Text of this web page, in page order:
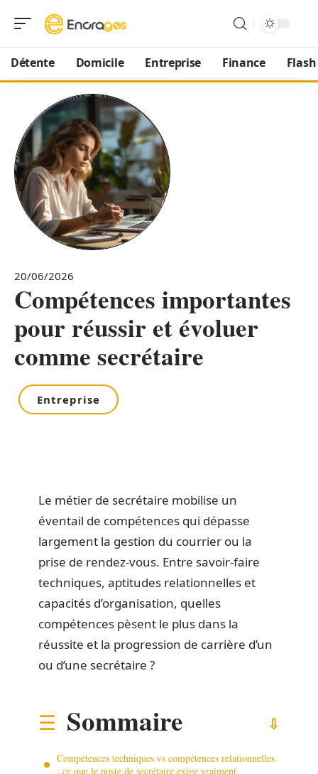
Détente Domicile Entreprise Finance
20/06/2026
Compétences importantes
pour réussir et évoluer
comme secrétaire
Entreprise
Le métier de secrétaire mobilise un
éventail de compétences qui dépasse
largement la gestion du courrier ou la
prise de rendez-vous. Entre savoir-faire
techniques, aptitudes relationnelles et
capacités d’organisation, quelles
compétences pèsent le plus dans la
réussite et la progression de carrière d’un
ou d’une secrétaire ?
Sommaire
Compétences techniques vs compétences relationnelles
: ce que le poste de secrétaire exige vraiment